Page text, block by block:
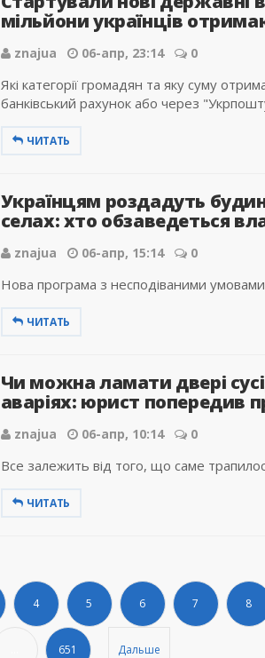
мільйони українців
znajua 06-апр, 23:14 0
Які категорії громадян та яку суму
банківський рахунок або через
ЧИТАТЬ
Українцям роздадуть
селах: хто обзаведеться
znajua 06-апр, 15:14 0
Нова програма з несподіваними
ЧИТАТЬ
Чи можна ламати двері
аваріях: юрист попередив
znajua 06-апр, 10:14 0
Все залежить від того, що саме
ЧИТАТЬ
4 5 6 7 8
651 Дальше